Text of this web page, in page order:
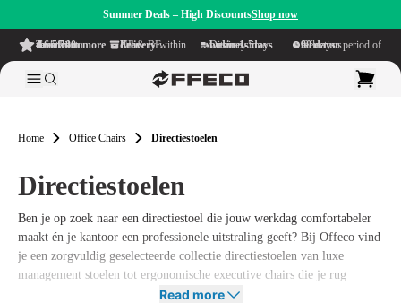
Summer Deals – High DiscountsShop now
4.6/5
from more than 500 reviews
on TrustPilot Free delivery
within NL & BE Delivery time within
1-5 business days Generous reflection period of
90 days
Home Office Chairs Directiestoelen
Directiestoelen
Ben je op zoek naar een directiestoel die jouw werkdag comfortabeler
maakt én je kantoor een professionele uitstraling geeft? Bij Offeco vind
je een zorgvuldig geselecteerde collectie directiestoelen van luxe
management stoelen tot ergonomische executive chairs die je rug
optimaal ondersteunen en je houding verbeteren.
Read more